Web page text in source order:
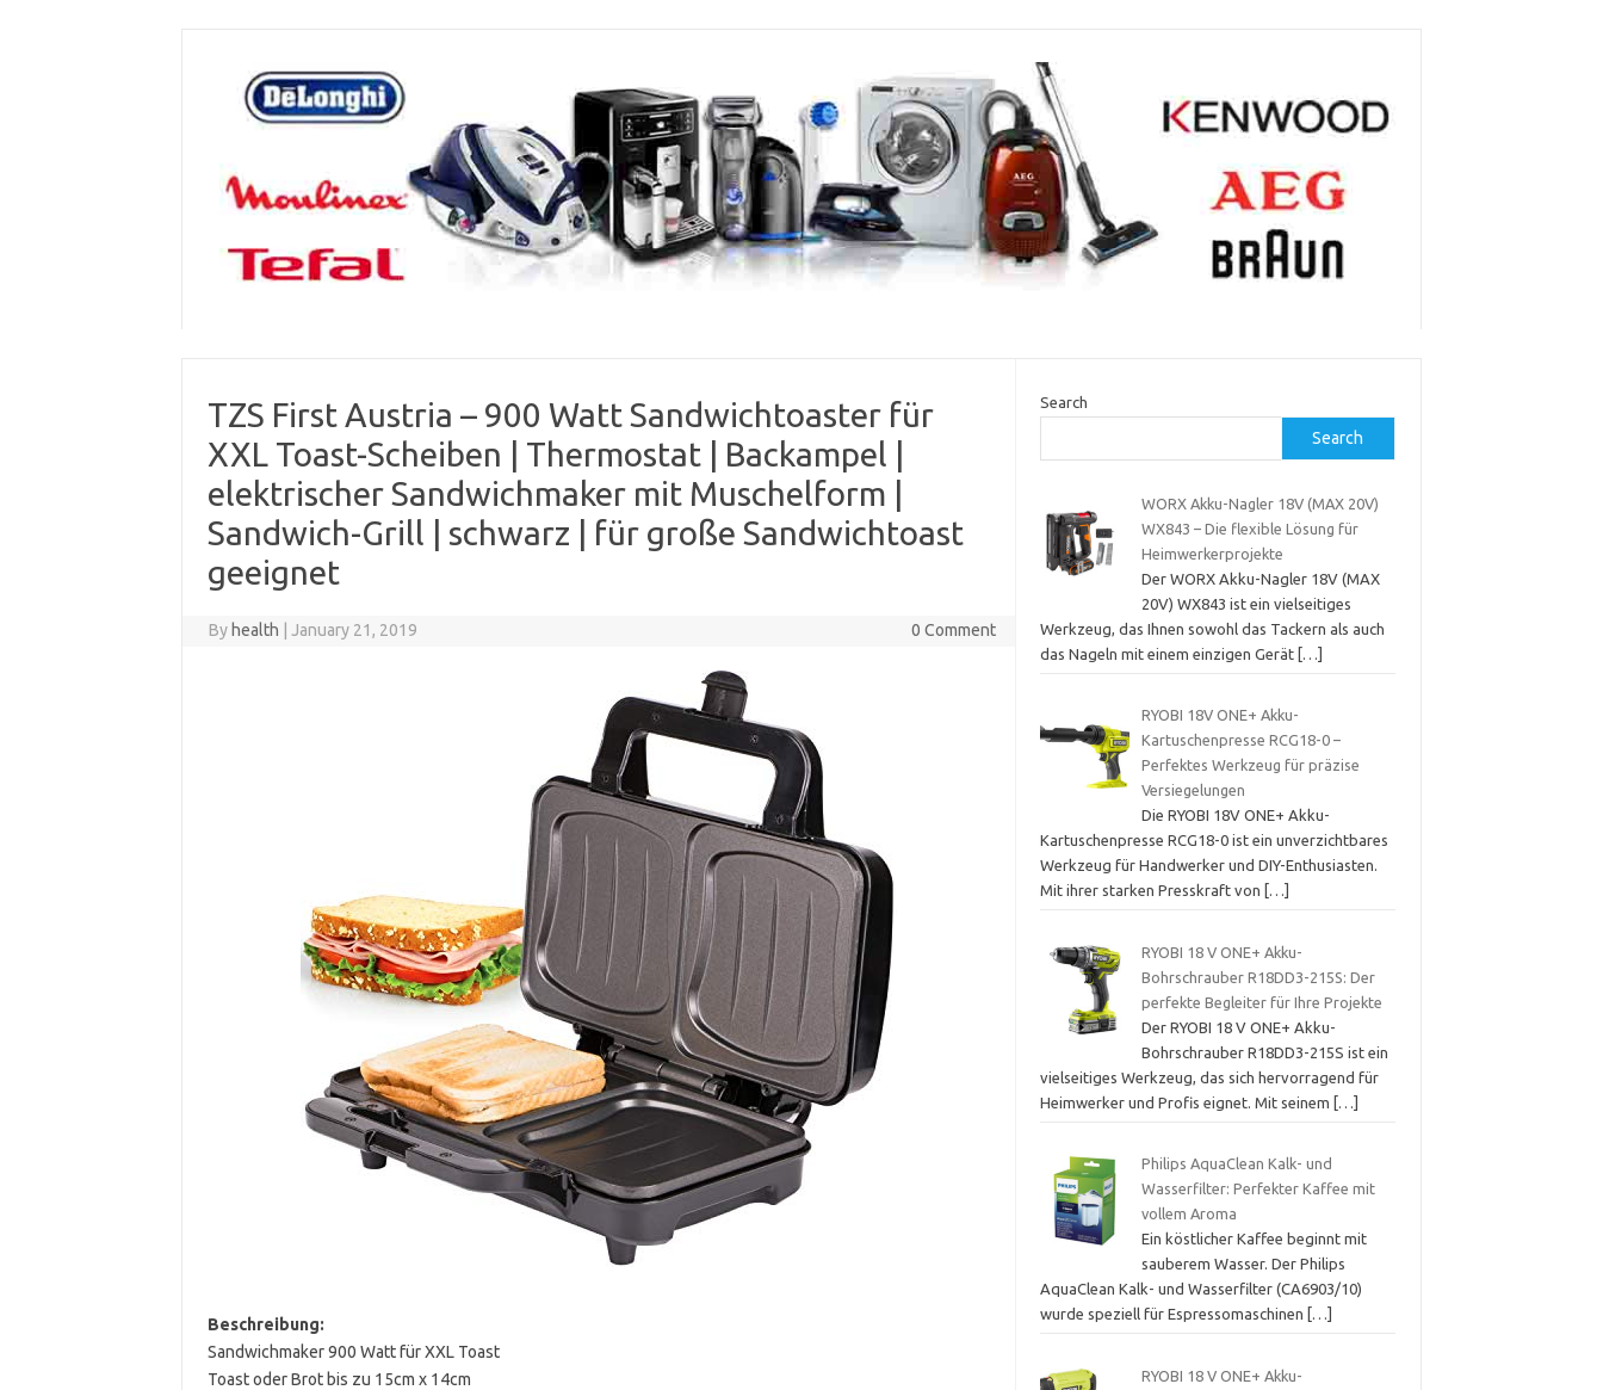
TZS First Austria – 900 Watt Sandwichtoaster für
XXL Toast-Scheiben | Thermostat | Backampel |
elektrischer Sandwichmaker mit Muschelform |
Sandwich-Grill | schwarz | für große Sandwichtoast
geeignet
By health January 21, 2019 0 Comment
Beschreibung:
Sandwichmaker 900 Watt für XXL Toast
Toast oder Brot bis zu 15cm x 14cm
Search
Search
WORX Akku-Nagler 18V (MAX 20V)
WX843 – Die flexible Lösung für
Heimwerkerprojekte
Der WORX Akku-Nagler 18V (MAX
20V) WX843 ist ein vielseitiges
Werkzeug, das Ihnen sowohl das Tackern als auch
das Nageln mit einem einzigen Gerät […]
RYOBI 18V ONE+ Akku-
Kartuschenpresse RCG18-0 –
Perfektes Werkzeug für präzise
Versiegelungen
Die RYOBI 18V ONE+ Akku-
Kartuschenpresse RCG18-0 ist ein unverzichtbares
Werkzeug für Handwerker und DIY-Enthusiasten.
Mit ihrer starken Presskraft von
[…]
RYOBI 18 V ONE+ Akku-
Bohrschrauber R18DD3-215S: Der
perfekte Begleiter für Ihre Projekte
Der RYOBI 18 V ONE+ Akku-
Bohrschrauber R18DD3-215S ist ein
vielseitiges Werkzeug, das sich hervorragend für
Heimwerker und Profis eignet. Mit seinem
[…]
Philips AquaClean Kalk- und
Wasserfilter: Perfekter Kaffee mit
vollem Aroma
Ein köstlicher Kaffee beginnt mit
sauberem Wasser. Der Philips
AquaClean Kalk- und Wasserfilter (CA6903/10)
wurde speziell für Espressomaschinen
[…]
RYOBI 18 V ONE+ Akku-